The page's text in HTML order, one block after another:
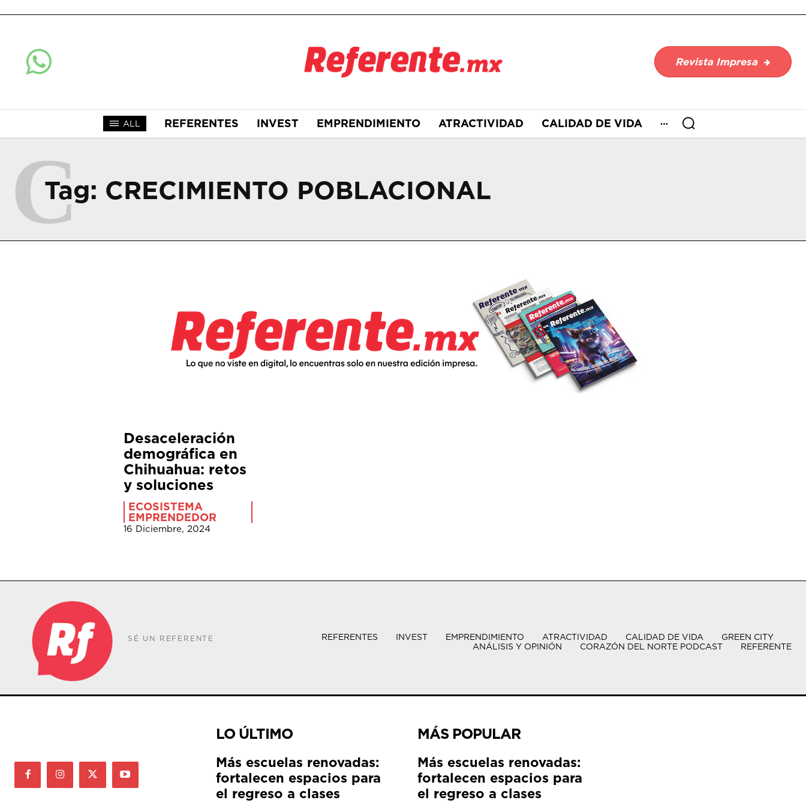
Revista Impresa
ALL REFERENTES INVEST EMPRENDIMIENTO ATRACTIVIDAD CALIDAD DE VIDA
Tag: CRECIMIENTO POBLACIONAL
C
Desaceleración
demográfica en
Chihuahua: retos
y soluciones
ECOSISTEMA
EMPRENDEDOR
16 Diciembre, 2024
SÉ UN REFERENTE REFERENTES INVEST EMPRENDIMIENTO ATRACTIVIDAD CALIDAD DE VIDA
GREEN CITY
ANÁLISIS Y OPINIÓN
CORAZÓN DEL NORTE PODCAST REFERENTE
LO ÚLTIMO
Más escuelas renovadas:
fortalecen espacios para
el regreso a clases
MÁS POPULAR
Más escuelas renovadas:
fortalecen espacios para
el regreso a clases